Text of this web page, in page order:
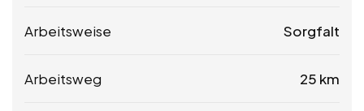
Arbeitsweise Sorgfalt
Arbeitsweg 25 km